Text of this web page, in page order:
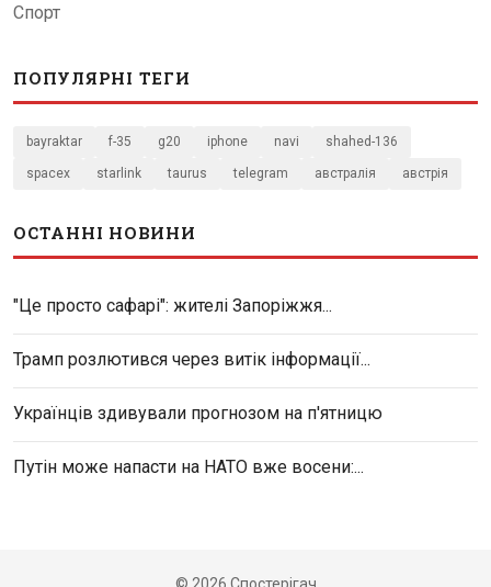
Спорт
ПОПУЛЯРНІ ТЕГИ
bayraktar f-35 g20 iphone navi shahed-136
spacex starlink taurus telegram австралія австрія
ОСТАННІ НОВИНИ
"Це просто сафарі": жителі Запоріжжя...
Трамп розлютився через витік інформації...
Українців здивували прогнозом на п'ятницю
Путін може напасти на НАТО вже восени:...